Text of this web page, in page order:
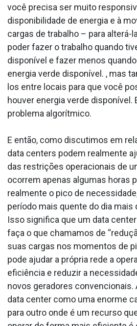
você precisa ser muito
disponibilidade de energia e à
cargas de trabalho – para alterá-
poder fazer o trabalho quando
disponível e fazer menos
energia verde disponível. , mas
los entre locais para que você
houver energia verde disponível.
problema algorítmico.
E então, como discutimos em
data centers podem realmente
das restrições operacionais de
ocorrem apenas algumas horas
realmente o pico de
período mais quente do dia mais
Isso significa que um data
faça o que chamamos de
suas cargas nos momentos de
pode ajudar a própria rede a
eficiência e reduzir a
novos geradores convencionais.
data center como uma enorme
para outro onde é um recurso